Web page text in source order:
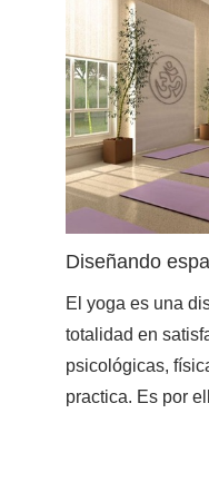
Diseñando
El yoga es una
totalidad en
psicológicas,
practica. Es por